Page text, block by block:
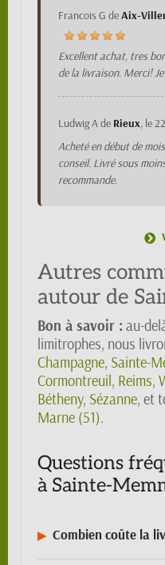
Francois G deAix-
Excellent achat, tres
de la livraison. Merci!
Ludwig Ade Rieux, le
Acheté en début de
conseil. Livré sous
recommande.
Autres
autour de
Bon à savoir : au-
limitrophes, nous
Champagne, Sainte-
Cormontreuil, Reims,
Bétheny, Sézanne, et
Marne (51).
Questions
à Sainte-
Combien coûte la